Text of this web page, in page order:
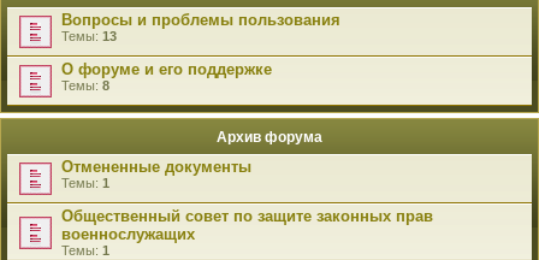
Вопросы и проблемы пользования
Темы: 13
О форуме и его поддержке
Темы: 8
Архив форума
Отмененные документы
Темы: 1
Общественный совет по защите законных прав
военнослужащих
Темы: 1